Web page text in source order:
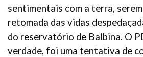
sentimentais com a terra,
retomada das vidas
do reservatório de Balbina. O
verdade, foi uma tentativa de